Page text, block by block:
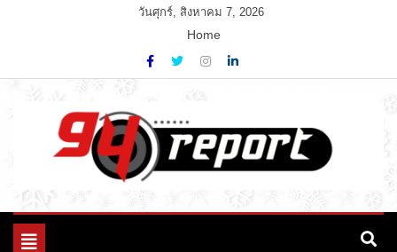
วันศุกร์, สิงหาคม 7, 2026
Home
94 Report.com
Variety News
Toggle